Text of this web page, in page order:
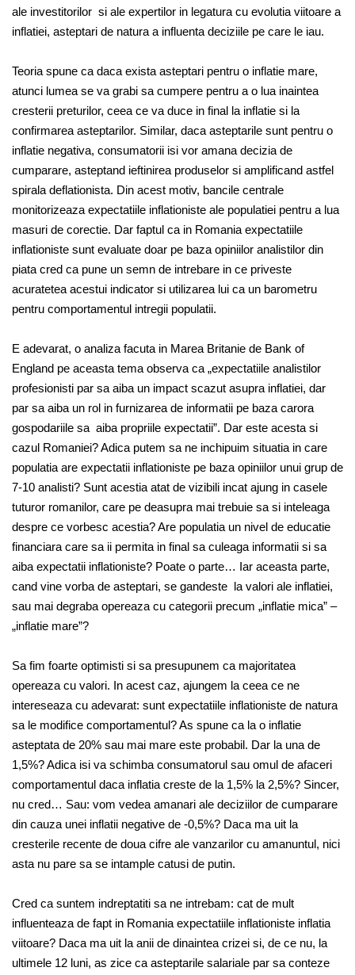
ale investitorilor si ale expertilor in legatura cu evolutia viitoare a
inflatiei, asteptari de natura a influenta deciziile pe care le iau.
Teoria spune ca daca exista asteptari pentru o inflatie mare,
atunci lumea se va grabi sa cumpere pentru a o lua inaintea
cresterii preturilor, ceea ce va duce in final la inflatie si la
confirmarea asteptarilor. Similar, daca asteptarile sunt pentru o
inflatie negativa, consumatorii isi vor amana decizia de
cumparare, asteptand ieftinirea produselor si amplificand astfel
spirala deflationista. Din acest motiv, bancile centrale
monitorizeaza expectatiile inflationiste ale populatiei pentru a lua
masuri de corectie. Dar faptul ca in Romania expectatiile
inflationiste sunt evaluate doar pe baza opiniilor analistilor din
piata cred ca pune un semn de intrebare in ce priveste
acuratetea acestui indicator si utilizarea lui ca un barometru
pentru comportamentul intregii populatii.
E adevarat, o analiza facuta in Marea Britanie de Bank of
England pe aceasta tema observa ca „expectatiile analistilor
profesionisti par sa aiba un impact scazut asupra inflatiei, dar
par sa aiba un rol in furnizarea de informatii pe baza carora
gospodariile sa aiba propriile expectatii”. Dar este acesta si
cazul Romaniei? Adica putem sa ne inchipuim situatia in care
populatia are expectatii inflationiste pe baza opiniilor unui grup de
7-10 analisti? Sunt acestia atat de vizibili incat ajung in casele
tuturor romanilor, care pe deasupra mai trebuie sa si inteleaga
despre ce vorbesc acestia? Are populatia un nivel de educatie
financiara care sa ii permita in final sa culeaga informatii si sa
aiba expectatii inflationiste? Poate o parte… Iar aceasta parte,
cand vine vorba de asteptari, se gandeste la valori ale inflatiei,
sau mai degraba opereaza cu categorii precum „inflatie mica” –
„inflatie mare”?
Sa fim foarte optimisti si sa presupunem ca majoritatea
opereaza cu valori. In acest caz, ajungem la ceea ce ne
intereseaza cu adevarat: sunt expectatiile inflationiste de natura
sa le modifice comportamentul? As spune ca la o inflatie
asteptata de 20% sau mai mare este probabil. Dar la una de
1,5%? Adica isi va schimba consumatorul sau omul de afaceri
comportamentul daca inflatia creste de la 1,5% la 2,5%? Sincer,
nu cred… Sau: vom vedea amanari ale deciziilor de cumparare
din cauza unei inflatii negative de -0,5%? Daca ma uit la
cresterile recente de doua cifre ale vanzarilor cu amanuntul, nici
asta nu pare sa se intample catusi de putin.
Cred ca suntem indreptatiti sa ne intrebam: cat de mult
influenteaza de fapt in Romania expectatiile inflationiste inflatia
viitoare? Daca ma uit la anii de dinaintea crizei si, de ce nu, la
ultimele 12 luni, as zice ca asteptarile salariale par sa conteze